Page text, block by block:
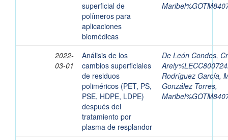
superficial de
polímeros para
aplicaciones
biomédicas
2022-
03-01
Análisis de los
cambios superficiales
de residuos
poliméricos (PET, PS,
PSE, HDPE, LDPE)
después del
tratamiento por
plasma de resplandor
De León Condes,
Rodríguez García,
González Torres,